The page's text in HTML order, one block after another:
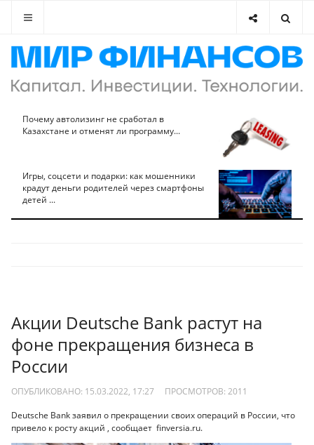
Почему автолизинг не сработал в
Казахстане и отменят ли программу...
Игры, соцсети и подарки: как мошенники
крадут деньги родителей через смартфоны
детей ...
Акции Deutsche Bank растут на
фоне прекращения бизнеса в
России
ОПУБЛИКОВАНО: 15.03.2022, 17:27 ПРОСМОТРОВ: 2011
Deutsche Bank заявил о прекращении своих операций в России, что
привело к росту акций , сообщает finversia.ru.